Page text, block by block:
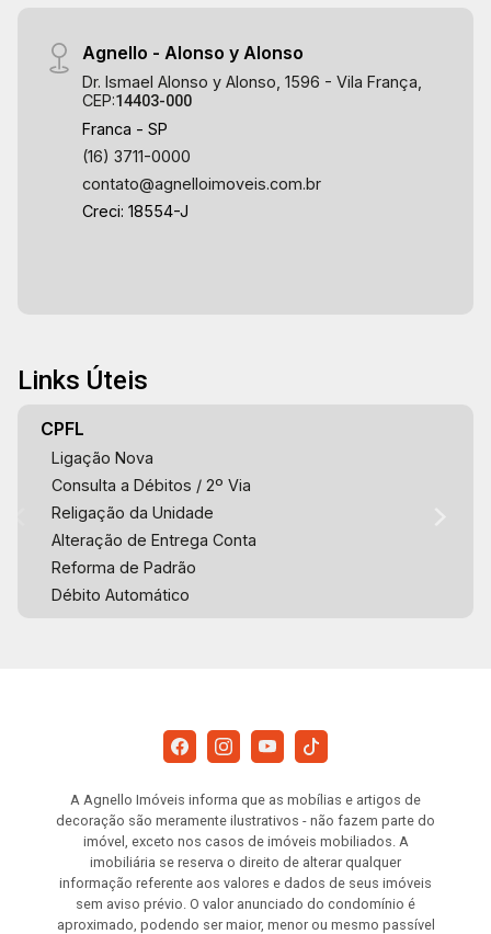
Agnello - Alonso y Alonso
Dr. Ismael Alonso y Alonso, 1596 - Vila França,
CEP:14403-000
Franca - SP
(16) 3711-0000
contato@agnelloimoveis.com.br
Creci: 18554-J
Links Úteis
CPFL
Ligação Nova
Consulta a Débitos / 2º Via
Religação da Unidade
Alteração de Entrega Conta
Reforma de Padrão
Débito Automático
A Agnello Imóveis informa que as mobílias e artigos de
decoração são meramente ilustrativos - não fazem parte do
imóvel, exceto nos casos de imóveis mobiliados. A
imobiliária se reserva o direito de alterar qualquer
informação referente aos valores e dados de seus imóveis
sem aviso prévio. O valor anunciado do condomínio é
aproximado, podendo ser maior, menor ou mesmo passível